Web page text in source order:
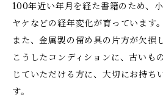
100年近い年月を経た書籍のため、
ヤケなどの経年変化が育っています。
また、金属製の留め具の片方が欠損
こうしたコンディションに、古いも
じていただける方に、大切にお持ち
す。